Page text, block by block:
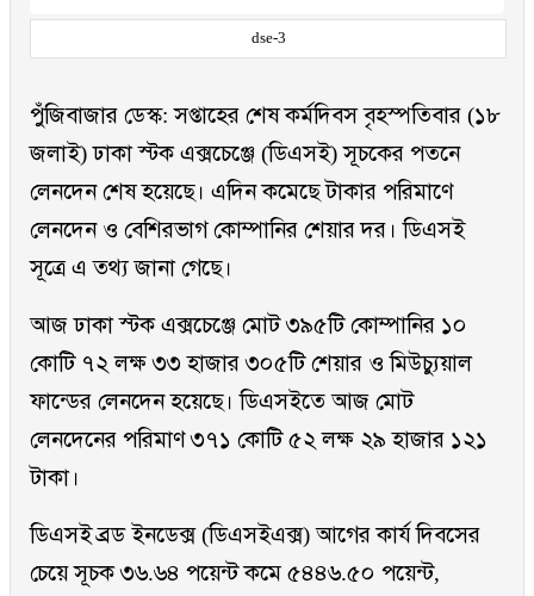
dse-3
পুঁজিবাজার ডেস্ক: সপ্তাহের শেষ কর্মদিবস বৃহস্পতিবার (১৮
জলাই) ঢাকা স্টক এক্সচেঞ্জে (ডিএসই) সূচকের পতনে
লেনদেন শেষ হয়েছে। এদিন কমেছে টাকার পরিমাণে
লেনদেন ও বেশিরভাগ কোম্পানির শেয়ার দর। ডিএসই
সূত্রে এ তথ্য জানা গেছে।
আজ ঢাকা স্টক এক্সচেঞ্জে মোট ৩৯৫টি কোম্পানির ১০
কোটি ৭২ লক্ষ ৩৩ হাজার ৩০৫টি শেয়ার ও মিউচ্যুয়াল
ফান্ডের লেনদেন হয়েছে। ডিএসইতে আজ মোট
লেনদেনের পরিমাণ ৩৭১ কোটি ৫২ লক্ষ ২৯ হাজার ১২১
টাকা।
ডিএসই ব্রড ইনডেক্স (ডিএসইএক্স) আগের কার্য দিবসের
চেয়ে সূচক ৩৬.৬৪ পয়েন্ট কমে ৫৪৪৬.৫০ পয়েন্ট,